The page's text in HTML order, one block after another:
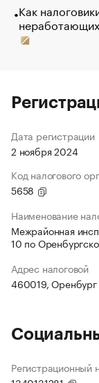
Как
неработающих
Дата регистрации
2 ноября 2024
Код налогового
5658
Наименование
Межрайонная
10 по
Адрес налоговой
460019,